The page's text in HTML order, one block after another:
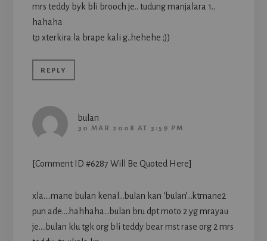
mrs teddy byk bli brooch je.. tudung manjalara 1..
hahaha
tp xterkira la brape kali g..hehehe ;))
REPLY
bulan
30 MAR 2008 AT 3:59 PM
[Comment ID #6287 Will Be Quoted Here]
xla….mane bulan kenal…bulan kan ‘bulan’…ktmane2
pun ade….hahhaha…bulan bru dpt moto 2 yg mrayau
je….bulan klu tgk org bli teddy bear mst rase org 2 mrs